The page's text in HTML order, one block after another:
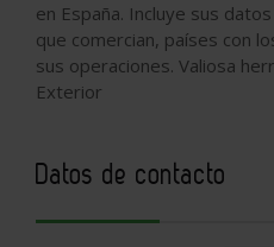
en España. Incluye sus
que comercian, países con
sus operaciones. Valiosa
Exterior
Datos de contacto